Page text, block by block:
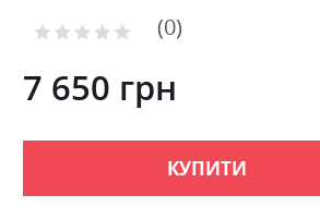
the
gallery
Рейтинг: 0
7 650 грн
КУПИТИ